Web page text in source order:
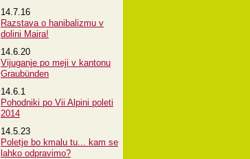
14.7.16
Razstava o hanibalizmu v
dolini Maira!
14.6.20
Vijuganje po meji v kantonu
Graubünden
14.6.1
Pohodniki po Vii Alpini poleti
2014
14.5.23
Poletje bo kmalu tu... kam se
lahko odpravimo?